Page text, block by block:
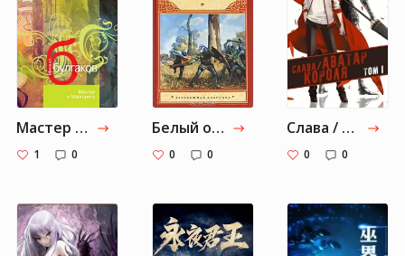
Мастер и Маргарита — Википедия
1 0
Белый отряд — Википедия
0 0
Слава / Аватар Короля :: Tl.Rulate.ru - новеллы и ранобэ читать онлайн
0 0